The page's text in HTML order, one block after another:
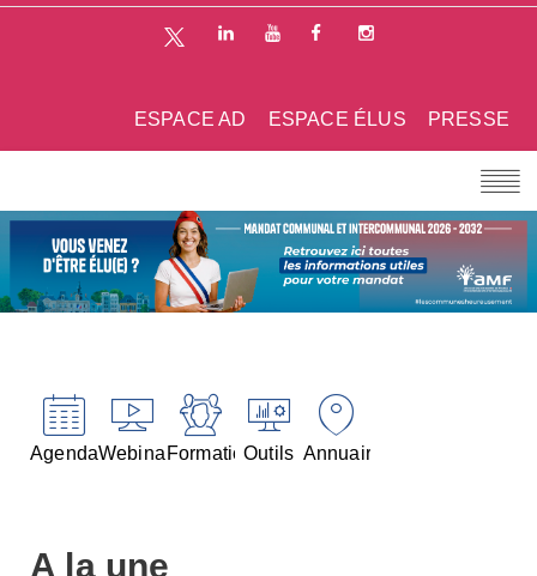
PRESSE
ESPACE ÉLUS
ESPACE AD
AgendaWebinairesFormationsOutils Annuaires
A la une